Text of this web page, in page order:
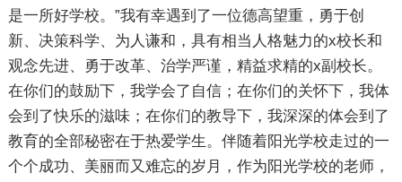
是一所好学校。”我有幸遇到了一位德高望重，勇于创
新、决策科学、为人谦和，具有相当人格魅力的x校长和
观念先进、勇于改革、治学严谨，精益求精的x副校长。
在你们的鼓励下，我学会了自信；在你们的关怀下，我体
会到了快乐的滋味；在你们的教导下，我深深的体会到了
教育的全部秘密在于热爱学生。伴随着阳光学校走过的一
个个成功、美丽而又难忘的岁月，作为阳光学校的老师，